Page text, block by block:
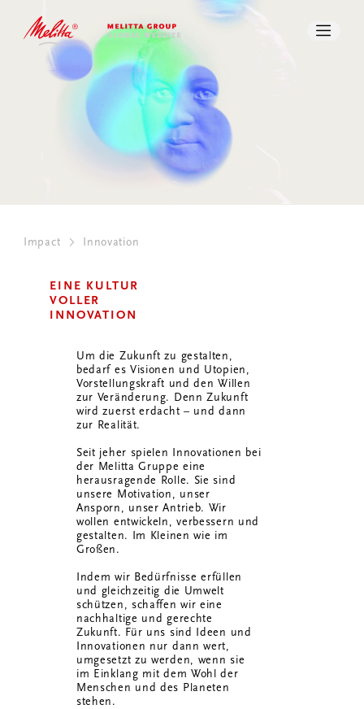
NEXT GENERATION VENTURES
PRESSE
DOWNLOADS
SUCHE
Impact Innovation
EINE KULTUR
VOLLER
INNOVATION
Um die Zukunft zu gestalten,
bedarf es Visionen und Utopien,
Vorstellungskraft und den Willen
zur Veränderung. Denn Zukunft
wird zuerst erdacht – und dann
zur Realität.
Seit jeher spielen Innovationen bei
der Melitta Gruppe eine
herausragende Rolle. Sie sind
unsere Motivation, unser
Ansporn, unser Antrieb. Wir
wollen entwickeln, verbessern und
gestalten. Im Kleinen wie im
Großen.
Indem wir Bedürfnisse erfüllen
und gleichzeitig die Umwelt
schützen, schaffen wir eine
nachhaltige und gerechte
Zukunft. Für uns sind Ideen und
Innovationen nur dann wert,
umgesetzt zu werden, wenn sie
im Einklang mit dem Wohl der
Menschen und des Planeten
stehen.